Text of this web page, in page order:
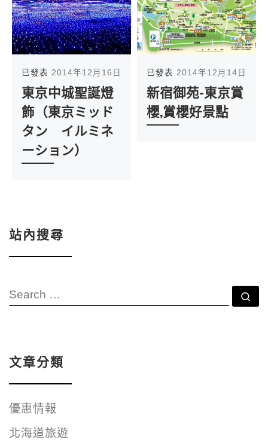
已發表 2014年12月16日
東京中城聖誕燈
飾（東京ミッド
タン イルミネ
ーション）
已發表 2014年12月14日
新宿御苑-東京賞
櫻,賞櫻好景點
站內搜尋
SEARCH
文章分類
優惠情報
北海道旅遊